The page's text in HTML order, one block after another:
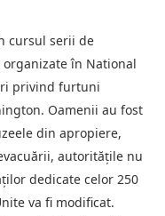
cursul serii de
în National
privind furtuni
Oamenii au fost
din apropiere,
autoritățile nu
dedicate celor 250
va fi modificat.